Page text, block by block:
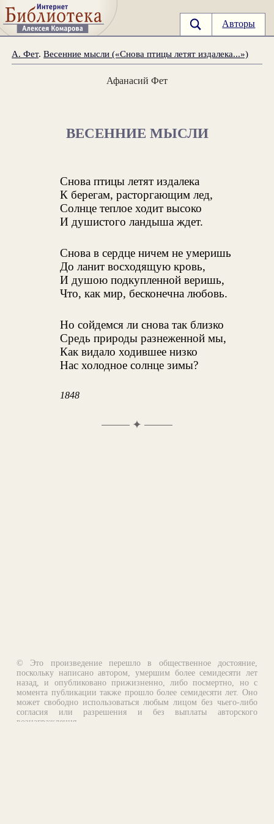
Авторы
А. Фет.Весенние мысли («Снова птицы летят издалека...»)
Афанасий Фет
ВЕСЕННИЕ МЫСЛИ
Снова птицы летят издалека
К берегам, расторгающим лед,
Солнце теплое ходит высоко
И душистого ландыша ждет.
Снова в сердце ничем не умеришь
До ланит восходящую кровь,
И душою подкупленной веришь,
Что, как мир, бесконечна любовь.
Но сойдемся ли снова так близко
Средь природы разнеженной мы,
Как видало ходившее низко
Нас холодное солнце зимы?
1848
✦
© Это произведение перешло в общественное достояние,
поскольку написано автором, умершим более семидесяти лет
назад, и опубликовано прижизненно, либо посмертно, но с
момента публикации также прошло более семидесяти лет. Оно
может свободно использоваться любым лицом без чьего-либо
согласия или разрешения и без выплаты авторского
вознаграждения.